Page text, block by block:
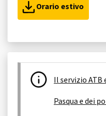
Orario estivo
Il servizio ATB
Pasqua e dei